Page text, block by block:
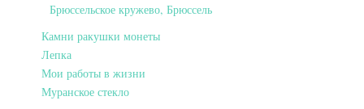
Брюссельское кружево, Брюссель
Камни ракушки монеты
Лепка
Мои работы в жизни
Муранское стекло